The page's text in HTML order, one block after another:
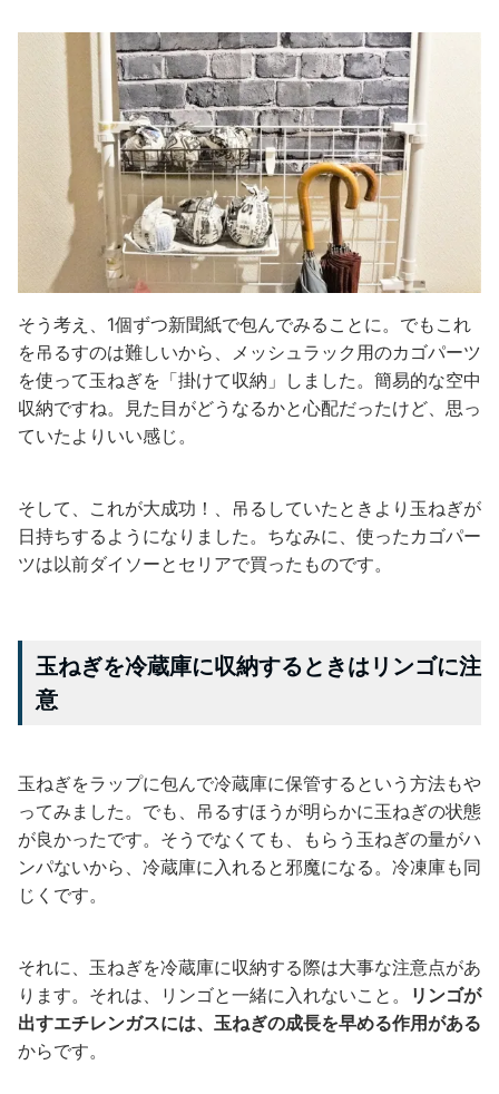
そう考え、1個ずつ新聞紙で包んでみることに。でもこれ
を吊るすのは難しいから、メッシュラック用のカゴパーツ
を使って玉ねぎを「掛けて収納」しました。簡易的な空中
収納ですね。見た目がどうなるかと心配だったけど、思っ
ていたよりいい感じ。
そして、これが大成功！、吊るしていたときより玉ねぎが
日持ちするようになりました。ちなみに、使ったカゴパー
ツは以前ダイソーとセリアで買ったものです。
玉ねぎを冷蔵庫に収納するときはリンゴに注
意
玉ねぎをラップに包んで冷蔵庫に保管するという方法もや
ってみました。でも、吊るすほうが明らかに玉ねぎの状態
が良かったです。そうでなくても、もらう玉ねぎの量がハ
ンパないから、冷蔵庫に入れると邪魔になる。冷凍庫も同
じくです。
それに、玉ねぎを冷蔵庫に収納する際は大事な注意点があ
ります。それは、リンゴと一緒に入れないこと。
リンゴが
出すエチレンガスには、玉ねぎの成長を早める作用がある
からです。